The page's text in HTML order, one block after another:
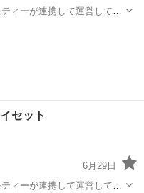
トイセット
6月29日